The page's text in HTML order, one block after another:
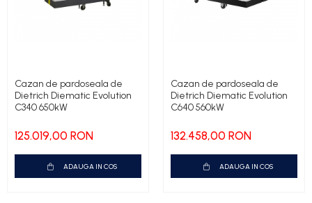
Cazan de pardoseala de
Dietrich Diematic Evolution
C340 650kW
125.019,00 RON
ADAUGA IN COS
Cazan de pardoseala de
Dietrich Diematic Evolution
C640 560kW
132.458,00 RON
ADAUGA IN COS